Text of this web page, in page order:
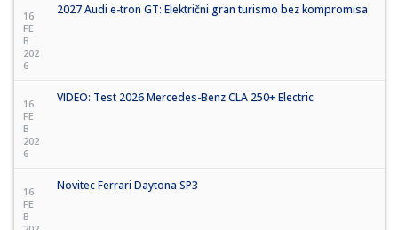
16
FE
B
202
6
2027 Audi e-tron GT: Električni gran turismo bez kompromisa
16
FE
B
202
6
VIDEO: Test 2026 Mercedes-Benz CLA 250+ Electric
16
FE
B
Novitec Ferrari Daytona SP3